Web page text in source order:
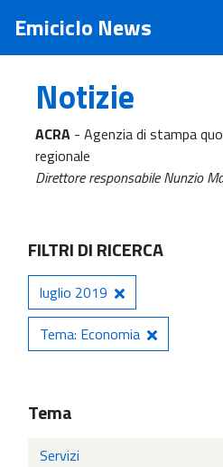
Emiciclo News
Notizie
ACRA - Agenzia di stampa
regionale
Direttore responsabile Nunzio
FILTRI DI RICERCA
luglio 2019
Tema: Economia
Tema
Servizi